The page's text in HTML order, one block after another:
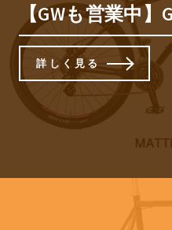
【GWも営業中
詳しく見る